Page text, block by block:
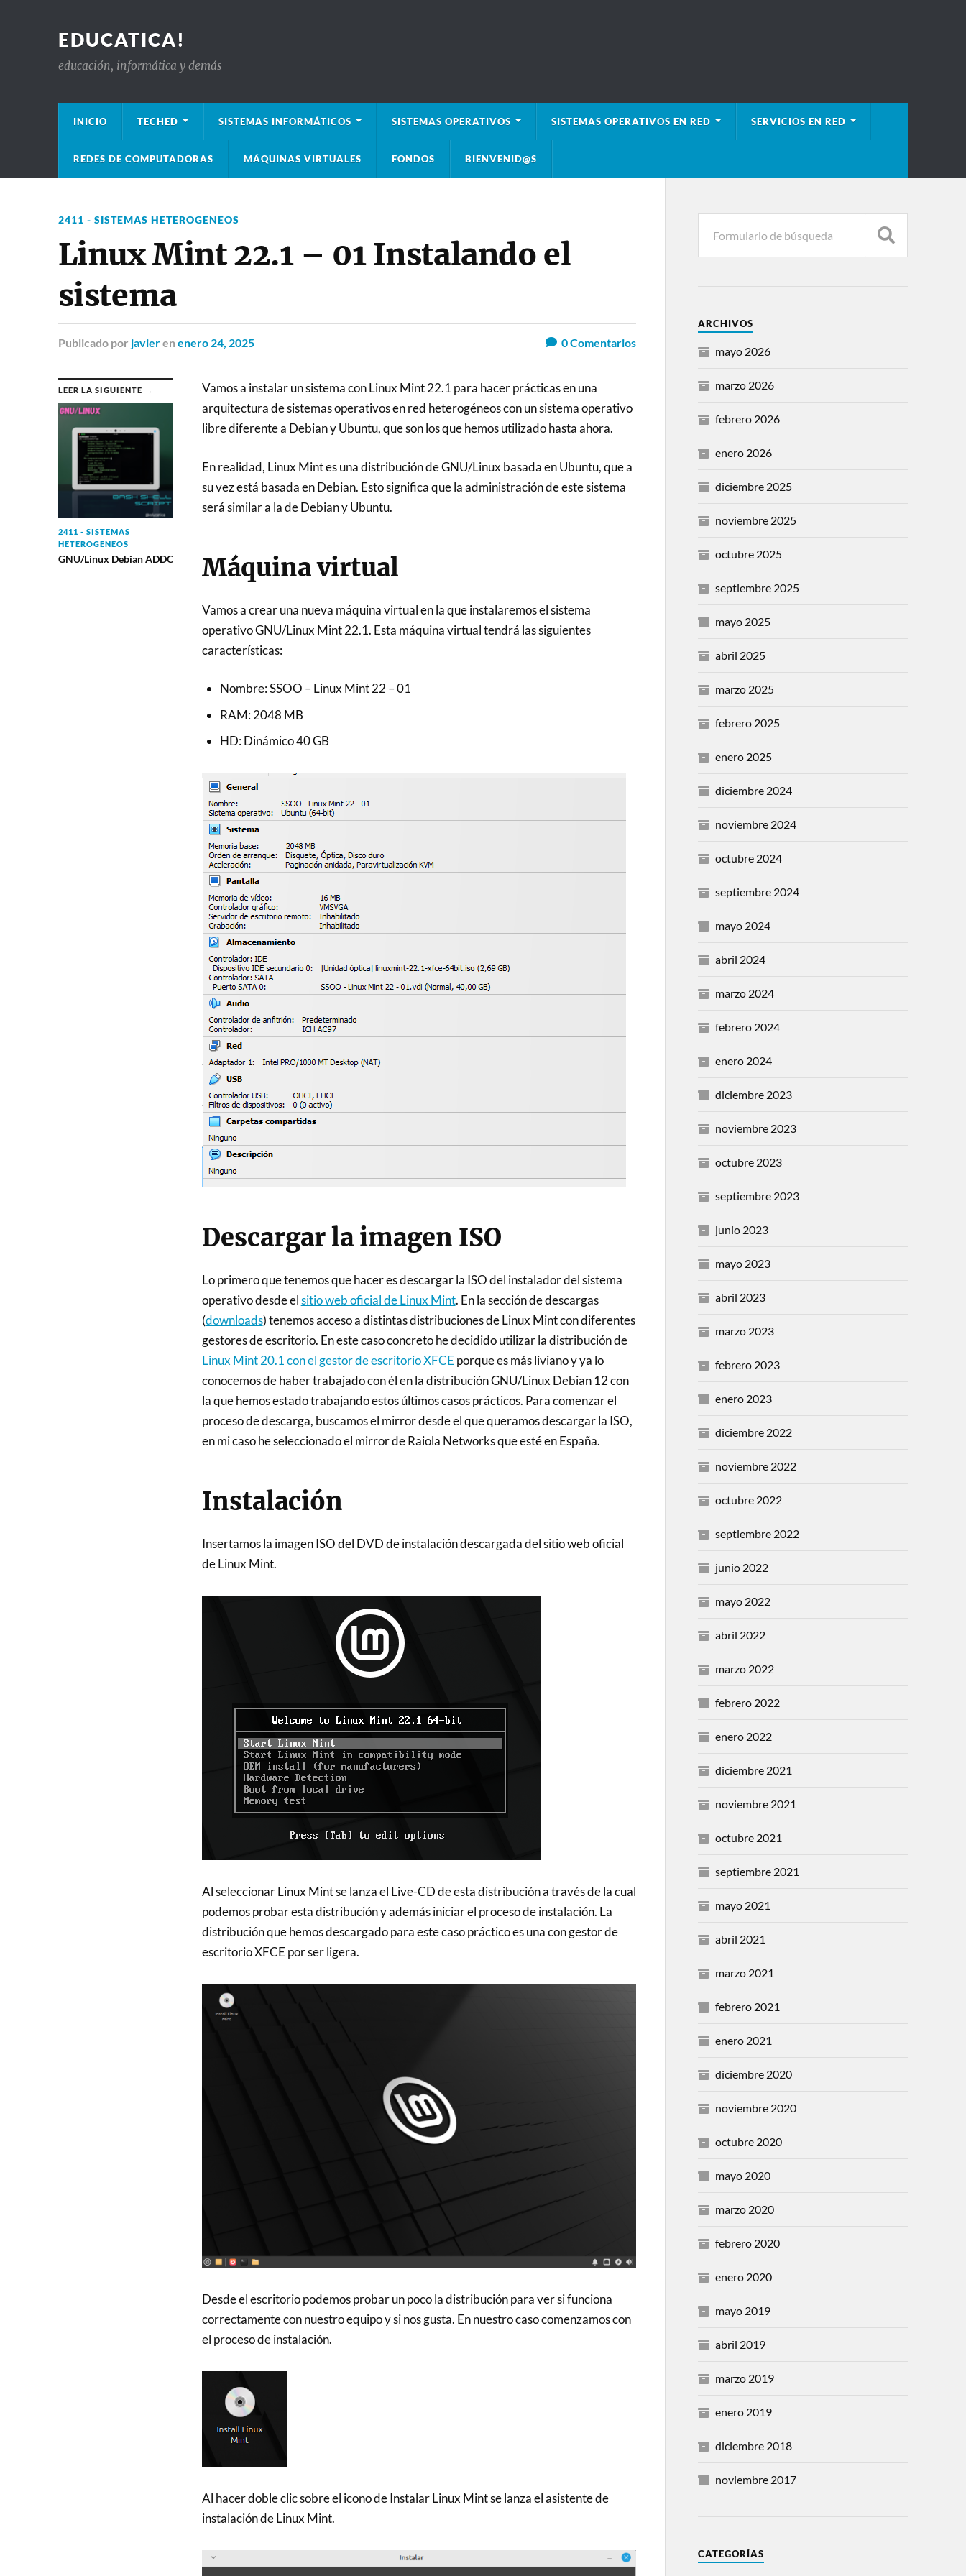
EDUCATICA!
educación, informática y demás
INICIO TECHED SISTEMAS INFORMÁTICOS SISTEMAS OPERATIVOS SISTEMAS OPERATIVOS EN RED SERVICIOS EN RED
REDES DE COMPUTADORAS MÁQUINAS VIRTUALES FONDOS BIENVENID@S
2411 - SISTEMAS HETEROGENEOS
Linux Mint 22.1 – 01 Instalando el
sistema
Publicado por javieren enero 24, 2025 0Comentarios
LEER LA SIGUIENTE →
2411 - SISTEMAS
HETEROGENEOS
GNU/Linux Debian ADDC
Vamos a instalar un sistema con Linux Mint 22.1 para hacer prácticas en una
arquitectura de sistemas operativos en red heterogéneos con un sistema operativo
libre diferente a Debian y Ubuntu, que son los que hemos utilizado hasta ahora.
En realidad, Linux Mint es una distribución de GNU/Linux basada en Ubuntu, que a
su vez está basada en Debian. Esto significa que la administración de este sistema
será similar a la de Debian y Ubuntu.
Máquina virtual
Vamos a crear una nueva máquina virtual en la que instalaremos el sistema
operativo GNU/Linux Mint 22.1. Esta máquina virtual tendrá las siguientes
características:
Nombre: SSOO – Linux Mint 22 – 01
RAM: 2048 MB
HD: Dinámico 40 GB
Descargar la imagen ISO
Lo primero que tenemos que hacer es descargar la ISO del instalador del sistema
operativo desde elsitio web oficial de Linux Mint. En la sección de descargas
(downloads) tenemos acceso a distintas distribuciones de Linux Mint con diferentes
gestores de escritorio. En este caso concreto he decidido utilizar la distribución de
Linux Mint 20.1 con el gestor de escritorio XFCE porque es más liviano y ya lo
conocemos de haber trabajado con él en la distribución GNU/Linux Debian 12 con
la que hemos estado trabajando estos últimos casos prácticos. Para comenzar el
proceso de descarga, buscamos el mirror desde el que queramos descargar la ISO,
en mi caso he seleccionado el mirror de Raiola Networks que esté en España.
Instalación
Insertamos la imagen ISO del DVD de instalación descargada del sitio web oficial
de Linux Mint.
Al seleccionar Linux Mint se lanza el Live-CD de esta distribución a través de la cual
podemos probar esta distribución y además iniciar el proceso de instalación. La
distribución que hemos descargado para este caso práctico es una con gestor de
escritorio XFCE por ser ligera.
Desde el escritorio podemos probar un poco la distribución para ver si funciona
correctamente con nuestro equipo y si nos gusta. En nuestro caso comenzamos con
el proceso de instalación.
Al hacer doble clic sobre el icono de Instalar Linux Mint se lanza el asistente de
instalación de Linux Mint.
ARCHIVOS
mayo 2026
marzo 2026
febrero 2026
enero 2026
diciembre 2025
noviembre 2025
octubre 2025
septiembre 2025
mayo 2025
abril 2025
marzo 2025
febrero 2025
enero 2025
diciembre 2024
noviembre 2024
octubre 2024
septiembre 2024
mayo 2024
abril 2024
marzo 2024
febrero 2024
enero 2024
diciembre 2023
noviembre 2023
octubre 2023
septiembre 2023
junio 2023
mayo 2023
abril 2023
marzo 2023
febrero 2023
enero 2023
diciembre 2022
noviembre 2022
octubre 2022
septiembre 2022
junio 2022
mayo 2022
abril 2022
marzo 2022
febrero 2022
enero 2022
diciembre 2021
noviembre 2021
octubre 2021
septiembre 2021
mayo 2021
abril 2021
marzo 2021
febrero 2021
enero 2021
diciembre 2020
noviembre 2020
octubre 2020
mayo 2020
marzo 2020
febrero 2020
enero 2020
mayo 2019
abril 2019
marzo 2019
enero 2019
diciembre 2018
noviembre 2017
CATEGORÍAS